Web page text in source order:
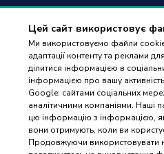
Цей сайт використовує
Ми використовуємо файли cookie
адаптації контенту та реклами
ділитися інформацією в
інформацією про вашу
Google: сайтами соціальних
аналітичними компаніями. Наші
цю інформацію з інформацією,
вони отримують, коли ви
Продовжуючи використовувати
Оплата та
Гарантія і